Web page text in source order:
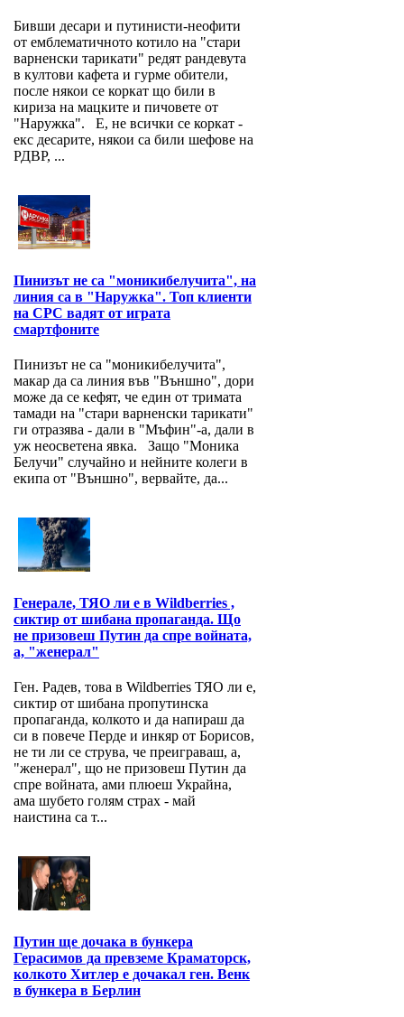
Бивши десари и путинисти-неофити
от емблематичното котило на "стари
варненски тарикати" редят рандевута
в култови кафета и гурме обители,
после някои се коркат що били в
кириза на мацките и пичовете от
"Наружка". Е, не всички се коркат -
екс десарите, някои са били шефове на
РДВР, ...
Пинизът не са "моникибелучита", на
линия са в "Наружка". Топ клиенти
на СРС вадят от играта
смартфоните
Пинизът не са "моникибелучита",
макар да са линия във "Външно", дори
може да се кефят, че един от тримата
тамади на "стари варненски тарикати"
ги отразява - дали в "Мъфин"-а, дали в
уж неосветена явка. Защо "Моника
Белучи" случайно и нейните колеги в
екипа от "Външно", вервайте, да...
Генерале, ТЯО ли е в Wildberries ,
сиктир от шибана пропаганда. Що
не призовеш Путин да спре войната,
а, "женерал"
Ген. Радев, това в Wildberries ТЯО ли е,
сиктир от шибана пропутинска
пропаганда, колкото и да напираш да
си в повече Перде и инкяр от Борисов,
не ти ли се струва, че преиграваш, а,
"женерал", що не призовеш Путин да
спре войната, ами плюеш Украйна,
ама шубето голям страх - май
наистина са т...
Путин ще дочака в бункера
Герасимов да превземе Краматорск,
колкото Хитлер е дочакал ген. Венк
в бункера в Берлин